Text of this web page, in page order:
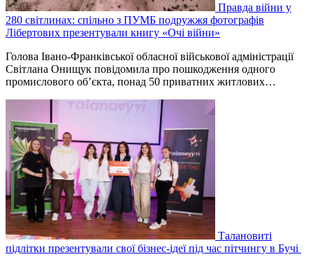
Правда війни у
280 світлинах: спільно з ПУМБ подружжя фотографів
Лібертових презентували книгу «Очі війни»
Голова Івано-Франківської обласної військової адміністрації
Світлана Онищук повідомила про пошкодження одного
промислового об’єкта, понад 50 приватних житлових…
Талановиті
підлітки презентували свої бізнес-ідеї під час пітчингу в Бучі